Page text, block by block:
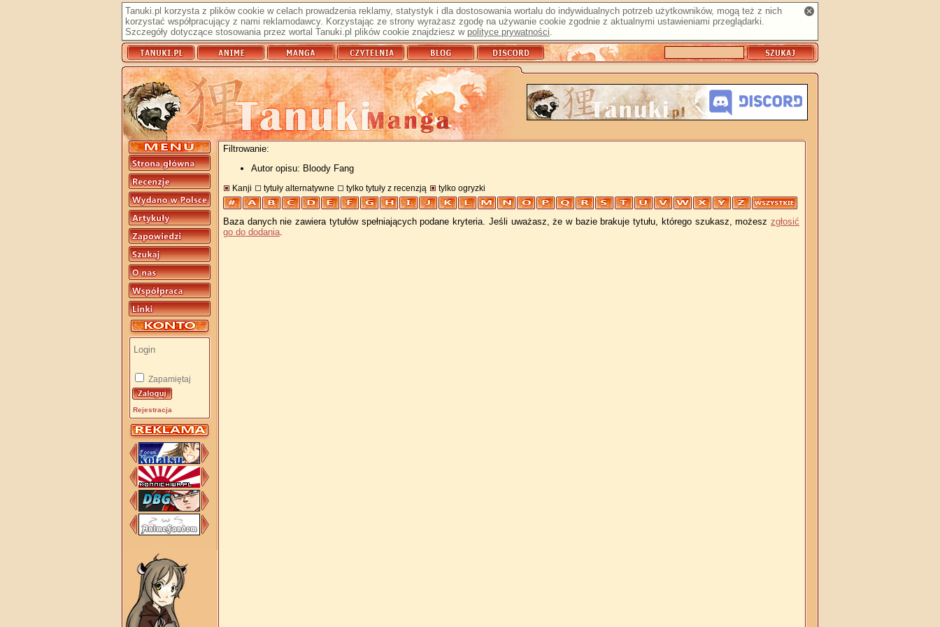
Tanuki.pl korzysta z plików cookie w celach prowadzenia reklamy, statystyk i dla dostosowania wortalu do indywidualnych potrzeb użytkowników, mogą też z nich
korzystać współpracujący z nami reklamodawcy. Korzystając ze strony wyrażasz zgodę na używanie cookie zgodnie z aktualnymi ustawieniami przeglądarki.
Szczegóły dotyczące stosowania przez wortal Tanuki.pl plików cookie znajdziesz w polityce prywatności.
Zapamiętaj
Rejestracja
Filtrowanie:
Autor opisu: Bloody Fang
Kanji tytuły alternatywne tylko tytuły z recenzją tylko ogryzki
Baza danych nie zawiera tytułów spełniających podane kryteria. Jeśli uważasz, że w bazie brakuje tytułu, którego szukasz, możesz zgłosić
go do dodania.